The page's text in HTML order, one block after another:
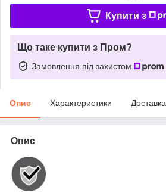
Купити з
Що таке купити з Пром?
Замовлення під захистом
Опис Характеристики Доставка
Опис